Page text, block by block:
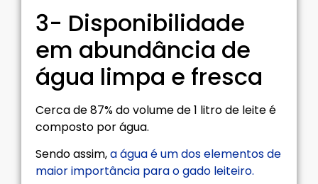
3- Disponibilidade
em abundância de
água limpa e fresca
Cerca de 87% do volume de 1 litro de leite é
composto por água.
Sendo assim,a água é um dos elementos de
maior importância para o gado leiteiro.